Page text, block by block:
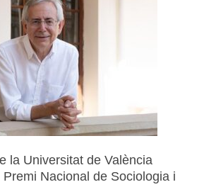
la Universitat de València
Nacional de Sociologia i